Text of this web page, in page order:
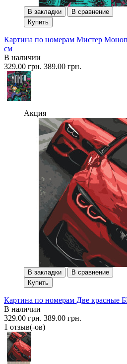
В закладки
В сравнение
Купить
Картина по номерам Мистер
см
В наличии
329.00 грн. 389.00 грн.
Акция
В закладки
В сравнение
Купить
Картина по номерам Две красные
В наличии
329.00 грн. 389.00 грн.
1 отзыв(-ов)